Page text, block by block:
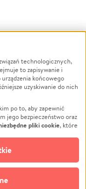
Powódź
Wichura
NGO
Edukacja
Podróż
Impreza
środowiska
Biznes
technologicznych,
to zapisywanie i
końcowego
uzyskiwanie do nich
po to, aby zapewnić
jego bezpieczeństwo oraz
pliki cookie, które
Możesz wyrazić
momencie masz
zgodami cookie”,
Opcjonalne pliki